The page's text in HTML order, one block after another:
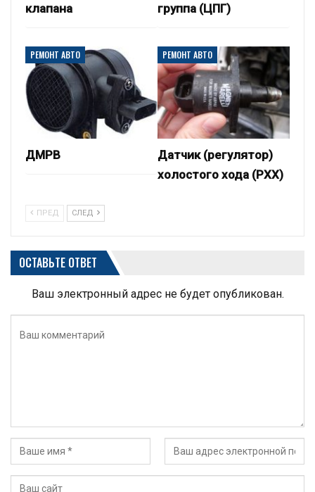
клапана
группа (ЦПГ)
РЕМОНТ АВТО
ДМРВ
РЕМОНТ АВТО
Датчик (регулятор)
холостого хода (РХХ)
ПРЕД СЛЕД
ОСТАВЬТЕ ОТВЕТ
Ваш электронный адрес не будет опубликован.